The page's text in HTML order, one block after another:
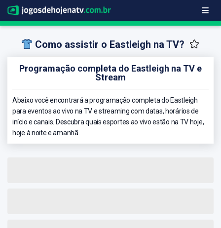
Como assistir o Eastleigh na TV?
Programação completa do Eastleigh na TV e
Stream
Abaixo você encontrará a programação completa do Eastleigh
para eventos ao vivo na TV e streaming com datas, horários de
início e canais. Descubra quais esportes ao vivo estão na TV hoje,
hoje à noite e amanhã.